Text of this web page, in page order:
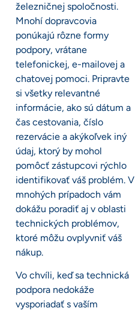
železničnej spoločnosti.
Mnohí dopravcovia
ponúkajú rôzne formy
podpory, vrátane
telefonickej, e-mailovej a
chatovej pomoci. Pripravte
si všetky relevantné
informácie, ako sú dátum a
čas cestovania, číslo
rezervácie a akýkoľvek iný
údaj, ktorý by mohol
pomôcť zástupcovi rýchlo
identifikovať váš problém. V
mnohých prípadoch vám
dokážu poradiť aj v oblasti
technických problémov,
ktoré môžu ovplyvniť váš
nákup.
Vo chvíli, keď sa technická
podpora nedokáže
vysporiadať s vaším